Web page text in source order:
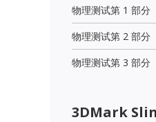
物理测试第 1 部分
物理测试第 2 部分
物理测试第 3 部分
3DMark